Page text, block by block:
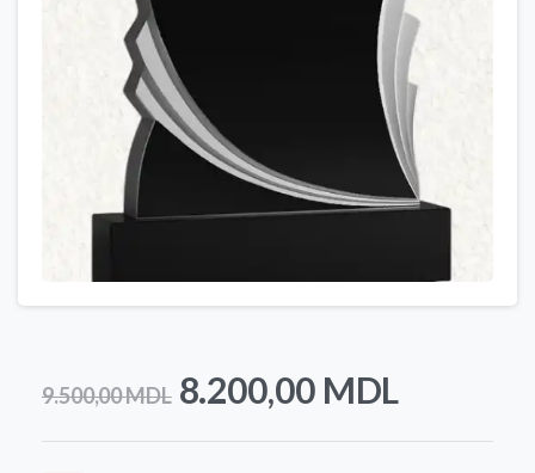
9.500,00MDL Prețul
inițial
8.200,00 MDL
curent